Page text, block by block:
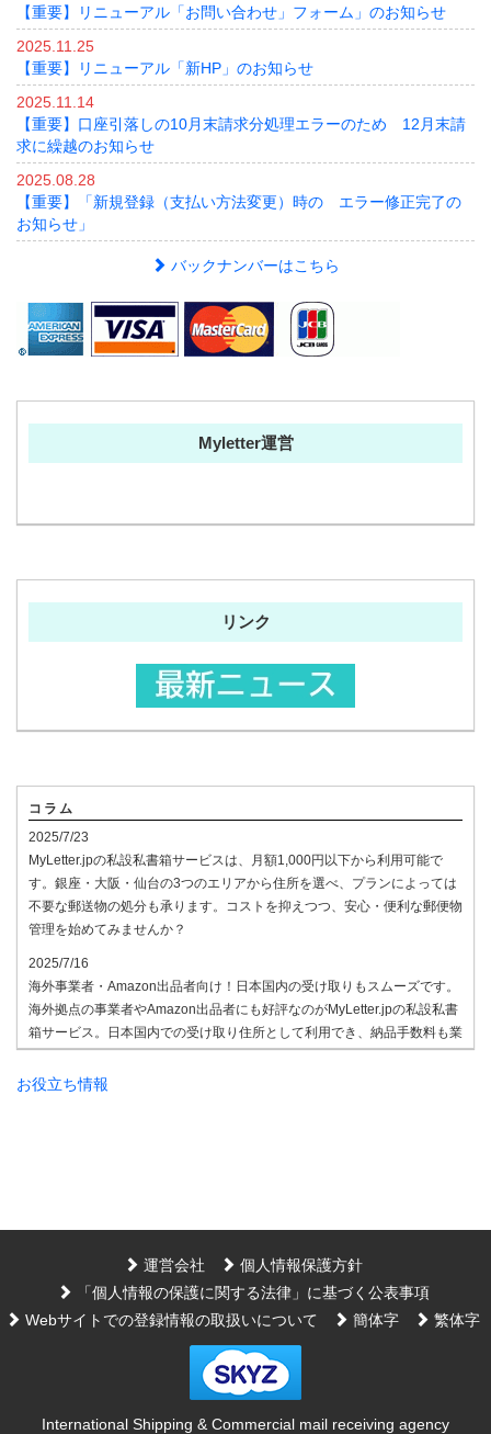
【重要】リニューアル「お問い合わせ」フォーム」のお知らせ
2025.11.25
【重要】リニューアル「新HP」のお知らせ
2025.11.14
【重要】口座引落しの10月末請求分処理エラーのため 12月末請
求に繰越のお知らせ
2025.08.28
【重要】「新規登録（支払い方法変更）時の エラー修正完了の
お知らせ」
バックナンバーはこちら
Myletter運営
リンク
コラム
2025/7/23
MyLetter.jpの私設私書箱サービスは、月額1,000円以下から利用可能で
す。銀座・大阪・仙台の3つのエリアから住所を選べ、プランによっては
不要な郵送物の処分も承ります。コストを抑えつつ、安心・便利な郵便物
管理を始めてみませんか？
2025/7/16
海外事業者・Amazon出品者向け！日本国内の受け取りもスムーズです。
海外拠点の事業者やAmazon出品者にも好評なのがMyLetter.jpの私設私書
箱サービス。日本国内での受け取り住所として利用でき、納品手数料も業
す。ご相談はお気軽にどうぞ。
ビジネスシーンでは、紙の書類を電子データ化する流れが加速していま
す。MyLetter.jpのビジネスプランでは、受け取った郵便物や書類をスキャ
能です。業務効率化やペーパーレス化を目指す企業様におすすめです。
ビジネスの現場では、紙からデジタルへのシフトがどんどん進んでいま
お役立ち情報
運営会社
個人情報保護方針
「個人情報の保護に関する法律」に基づく公表事項
Webサイトでの登録情報の取扱いについて
簡体字 繁体字
International Shipping & Commercial mail receiving agency